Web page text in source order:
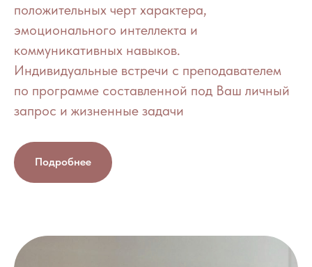
положительных черт характера,
эмоционального интеллекта и
коммуникативных навыков.
Индивидуальные встречи с преподавателем
по программе составленной под Ваш личный
запрос и жизненные задачи
Подробнее